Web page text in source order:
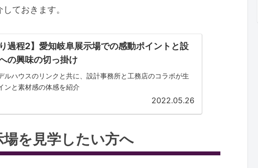
ておきます。
り過程2】愛知岐阜展示場での感動ポイントと設
の興味の切っ掛け
ルハウスのリンクと共に、設計事務所と工務店のコラボが生
ンと素材感の体感を紹介
2022.05.26
を見学したい方へ